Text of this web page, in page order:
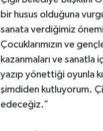
bir husus olduğuna
sanata verdiğimiz
Çocuklarımızın ve
kazanmaları ve sanatla
yazıp yönettiği oyunla
şimdiden kutluyorum.
edeceğiz.”